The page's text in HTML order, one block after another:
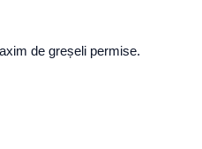
de greșeli permise.